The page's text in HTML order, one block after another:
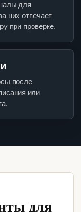
для
них отвечает
при проверке.
после
или
для